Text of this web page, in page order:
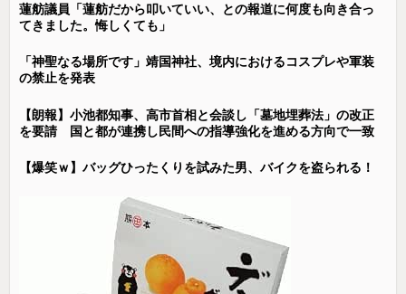
蓮舫議員「蓮舫だから叩いていい、との報道に何度も向き合っ
てきました。悔しくても」
「神聖なる場所です」靖国神社、境内におけるコスプレや軍装
の禁止を発表
【朗報】小池都知事、高市首相と会談し「墓地埋葬法」の改正
を要請 国と都が連携し民間への指導強化を進める方向で一致
【爆笑ｗ】バッグひったくりを試みた男、バイクを盗られる！